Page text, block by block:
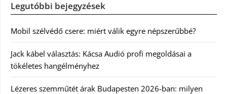
Legutóbbi bejegyzések
Mobil szélvédő csere: miért válik egyre népszerűbbé?
Jack kábel választás: Kácsa Audió profi megoldásai a
tökéletes hangélményhez
Lézeres szemműtét árak Budapesten 2026-ban: milyen